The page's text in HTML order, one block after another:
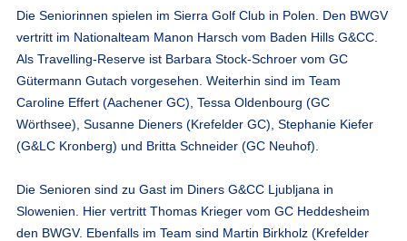
Die Seniorinnen spielen im Sierra Golf Club in Polen. Den BWGV
vertritt im Nationalteam Manon Harsch vom Baden Hills G&CC.
Als Travelling-Reserve ist Barbara Stock-Schroer vom GC
Gütermann Gutach vorgesehen. Weiterhin sind im Team
Caroline Effert (Aachener GC), Tessa Oldenbourg (GC
Wörthsee), Susanne Dieners (Krefelder GC), Stephanie Kiefer
(G&LC Kronberg) und Britta Schneider (GC Neuhof).
Die Senioren sind zu Gast im Diners G&CC Ljubljana in
Slowenien. Hier vertritt Thomas Krieger vom GC Heddesheim
den BWGV. Ebenfalls im Team sind Martin Birkholz (Krefelder